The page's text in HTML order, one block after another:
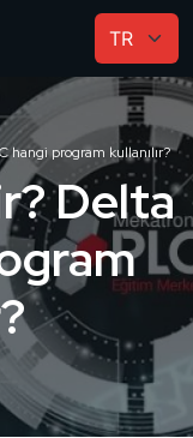
hangi program kullanılır?
Delta